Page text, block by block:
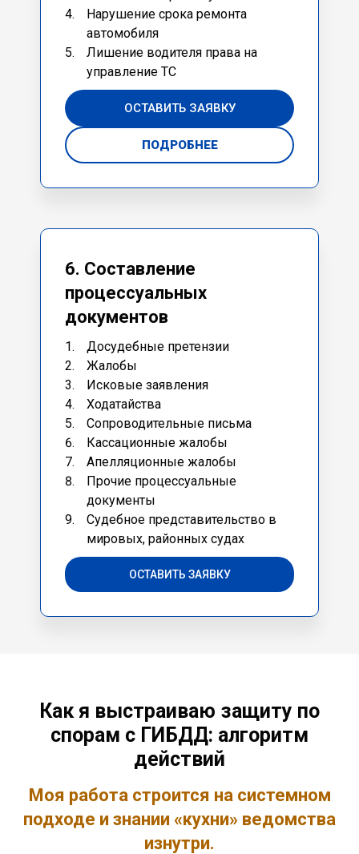
Нарушение срока ремонта
автомобиля
Лишение водителя права на
управление ТС
ОСТАВИТЬ ЗАЯВКУ
ПОДРОБНЕЕ
6. Составление
процессуальных
документов
Досудебные претензии
Жалобы
Исковые заявления
Ходатайства
Сопроводительные письма
Кассационные жалобы
Апелляционные жалобы
Прочие процессуальные
документы
Судебное представительство в
мировых, районных судах
ОСТАВИТЬ ЗАЯВКУ
Как я выстраиваю защиту по
спорам с ГИБДД: алгоритм
действий
Моя работа строится на системном
подходе и знании «кухни» ведомства
изнутри.